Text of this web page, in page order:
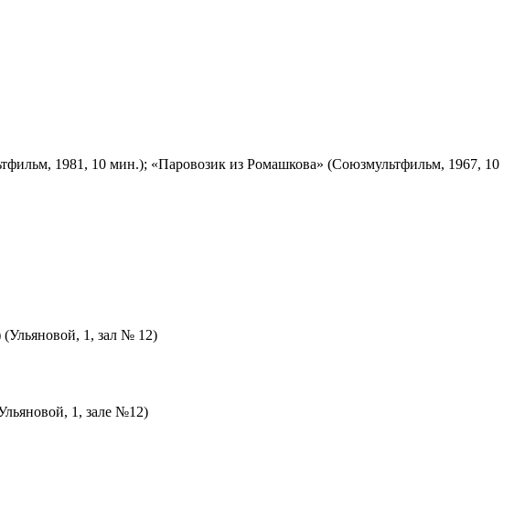
1981, 10 мин.); «Паровозик из Ромашкова» (Союзмультфильм, 1967, 10
1, зал № 12)
1, зале №12)